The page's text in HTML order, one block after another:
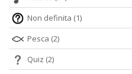
Non definita (1)
Pesca (2)
Quiz (2)